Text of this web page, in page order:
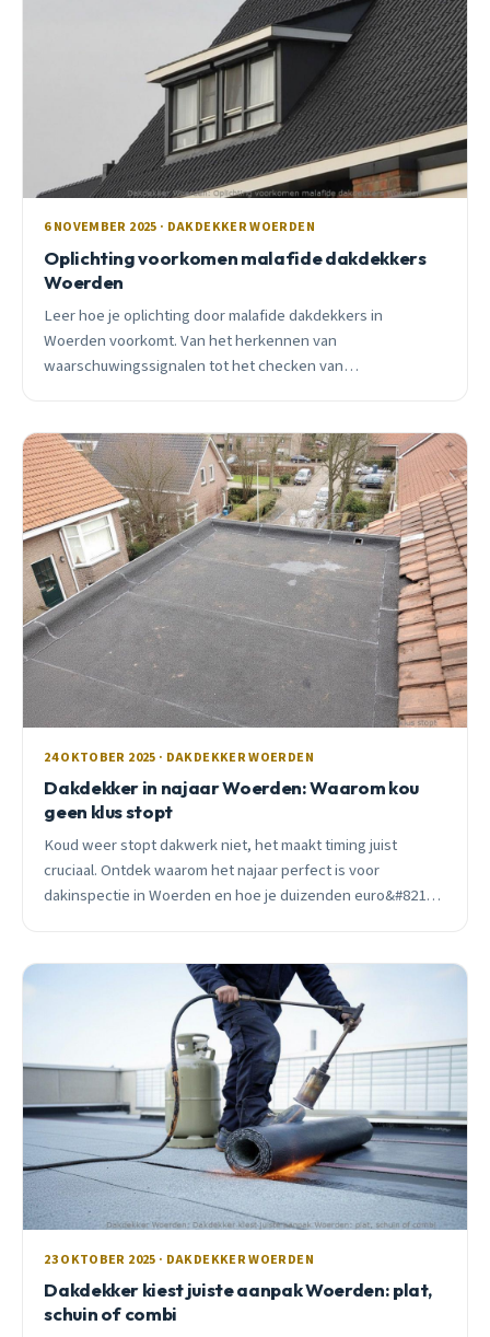
6 NOVEMBER 2025 · DAKDEKKER WOERDEN
Oplichting voorkomen malafide dakdekkers
Woerden
Leer hoe je oplichting door malafide dakdekkers in
Woerden voorkomt. Van het herkennen van
waarschuwingssignalen tot het checken van
24 OKTOBER 2025 · DAKDEKKER WOERDEN
Dakdekker in najaar Woerden: Waarom kou
geen klus stopt
Koud weer stopt dakwerk niet, het maakt timing juist
cruciaal. Ontdek waarom het najaar perfect is voor
dakinspectie in Woerden en hoe je duizenden euro&#8217;s
23 OKTOBER 2025 · DAKDEKKER WOERDEN
Dakdekker kiest juiste aanpak Woerden: plat,
schuin of combi